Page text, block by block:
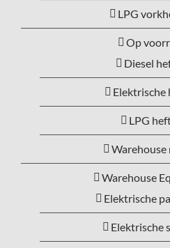
LPG
Op
Diesel
Elektrische
LPG
Warehouse
Warehouse
Elektrische
Elektrische